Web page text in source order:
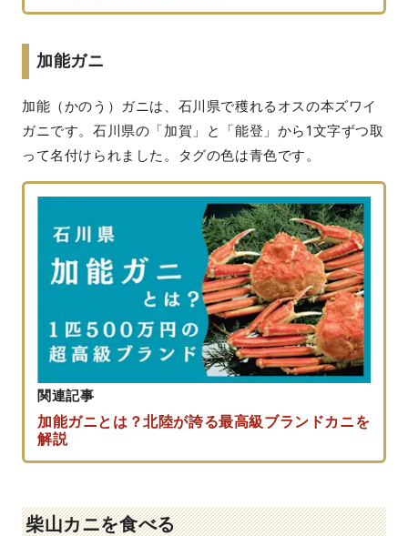
加能ガニ
加能（かのう）ガニは、石川県で穫れるオスの本ズワイ
ガニです。石川県の「加賀」と「能登」から1文字ずつ取
って名付けられました。タグの色は青色です。
関連記事
加能ガニとは？北陸が誇る最高級ブランドカニを
解説
柴山カニを食べる